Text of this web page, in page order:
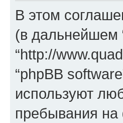
В этом
(в дальнейшем
“http://
“phpBB
используют
пребывания